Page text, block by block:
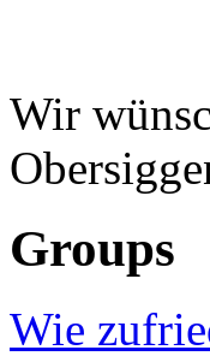
Wir
Groups
Wie